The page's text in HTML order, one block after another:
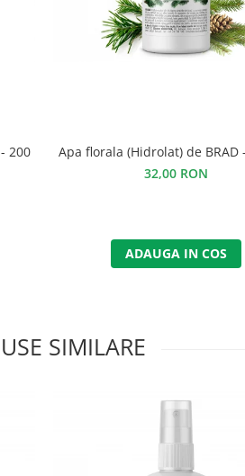
200
Apa florala (Hidrolat) de BRAD
32,00 RON
ADAUGA IN COS
SIMILARE